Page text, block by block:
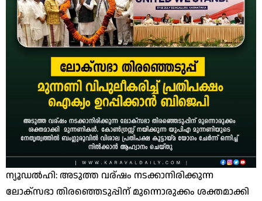
ന്യൂഡല്‍ഹി: അടുത്ത വര്ഷം നടക്കാനിരിക്കുന്ന
ലോക്സഭാ തിരഞ്ഞെടുപ്പിന് മുന്നൊരുക്കം ശക്തമാക്കി